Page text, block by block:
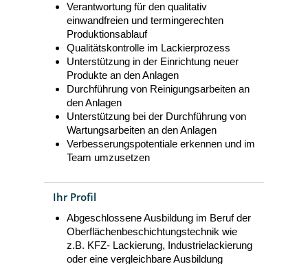
Verantwortung für den qualitativ
einwandfreien und termingerechten
Produktionsablauf
Qualitätskontrolle im Lackierprozess
Unterstützung in der Einrichtung neuer
Produkte an den Anlagen
Durchführung von Reinigungsarbeiten an
den Anlagen
Unterstützung bei der Durchführung von
Wartungsarbeiten an den Anlagen
Verbesserungspotentiale erkennen und im
Team umzusetzen
Ihr Profil
Abgeschlossene Ausbildung im Beruf der
Oberflächenbeschichtungstechnik wie
z.B. KFZ- Lackierung, Industrielackierung
oder eine vergleichbare Ausbildung